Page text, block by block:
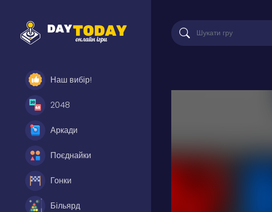
Наш вибір!
2048
Аркади
Поєднайки
Гонки
Більярд